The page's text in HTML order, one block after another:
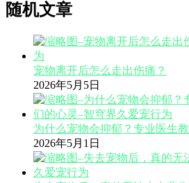
随机文章
宠物离开后怎么走出伤痛？
2026年5月5日
为什么宠物会抑郁？专业医生
2026年5月1日